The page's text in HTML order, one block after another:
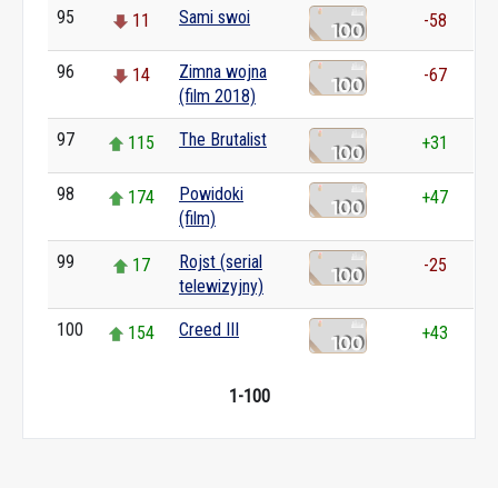
95 11 Sami swoi -58
96 14
Zimna wojna
(film 2018)
-67
97 115 The Brutalist +31
98 174
Powidoki
(film)
+47
99 17
Rojst (serial
telewizyjny)
-25
100 154 Creed III +43
1-100